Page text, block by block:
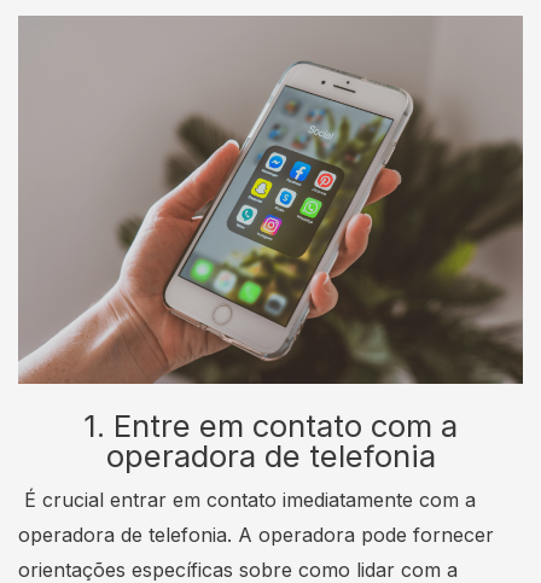
1. Entre em contato com a
operadora de telefonia
É crucial entrar em contato imediatamente com a
operadora de telefonia. A operadora pode fornecer
orientações específicas sobre como lidar com a